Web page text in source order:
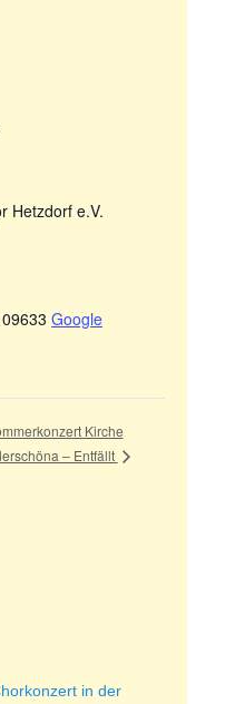
09633 Google
Hetzdorf e.V.
Kirche
– Entfällt
in der